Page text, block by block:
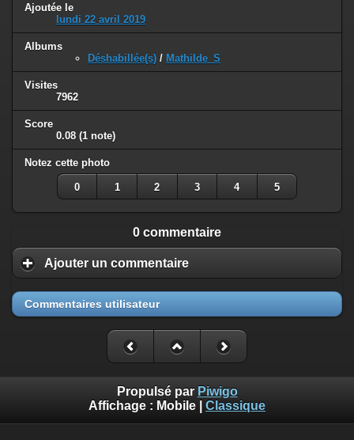
Ajoutée le
lundi 22 avril 2019
Albums
Déshabillée(s) / Mathilde_S
Visites
7962
Score
0.08 (1 note)
Notez cette photo
0 1 2 3 4 5
0 commentaire
Ajouter un commentaire
Commentaires utilisateur
Propulsé par Piwigo
Affichage : Mobile Classique